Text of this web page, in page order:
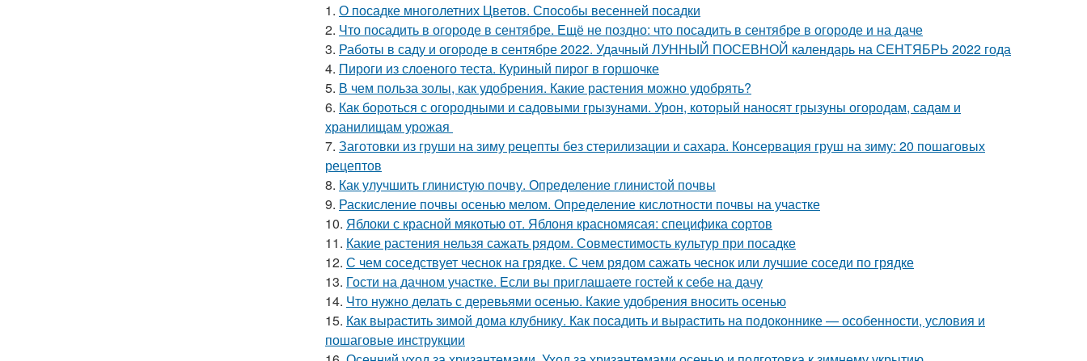
1. О посадке многолетних Цветов. Способы весенней посадки
2. Что посадить в огороде в сентябре. Ещё не поздно: что посадить в сентябре в огороде и на даче
3. Работы в саду и огороде в сентябре 2022. Удачный ЛУННЫЙ ПОСЕВНОЙ календарь на СЕНТЯБРЬ 2022 года
4. Пироги из слоеного теста. Куриный пирог в горшочке
5. В чем польза золы, как удобрения. Какие растения можно удобрять?
6. Как бороться с огородными и садовыми грызунами. Урон, который наносят грызуны огородам, садам и
хранилищам урожая
7. Заготовки из груши на зиму рецепты без стерилизации и сахара. Консервация груш на зиму: 20 пошаговых
рецептов
8. Как улучшить глинистую почву. Определение глинистой почвы
9. Раскисление почвы осенью мелом. Определение кислотности почвы на участке
10. Яблоки с красной мякотью от. Яблоня красномясая: специфика сортов
11. Какие растения нельзя сажать рядом. Совместимость культур при посадке
12. С чем соседствует чеснок на грядке. С чем рядом сажать чеснок или лучшие соседи по грядке
13. Гости на дачном участке. Если вы приглашаете гостей к себе на дачу
14. Что нужно делать с деревьями осенью. Какие удобрения вносить осенью
15. Как вырастить зимой дома клубнику. Как посадить и вырастить на подоконнике — особенности, условия и
пошаговые инструкции